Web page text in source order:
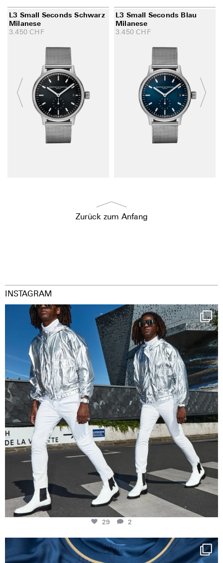
L3 Small Seconds Schwarz
Milanese
3.450 CHF
L3 Small Seconds Blau
Milanese
3.450 CHF
Zurück zum Anfang
INSTAGRAM
Happy Streetparade everybody
Music in...
29
2
29 2
Happy Birthday FCZ
130 years filled ...